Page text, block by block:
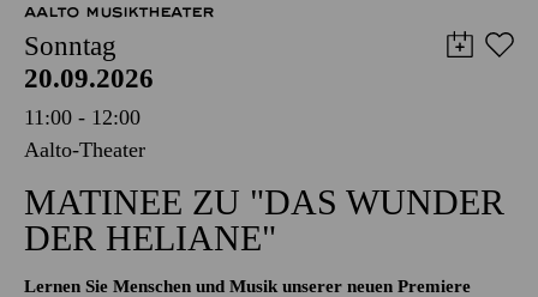
AALTO MUSIKTHEATER
Sonntag
20.09.2026
11:00 - 12:00
Aalto-Theater
MATINEE ZU "DAS WUNDER
DER HELIANE"
Lernen Sie Menschen und Musik unserer neuen Premiere